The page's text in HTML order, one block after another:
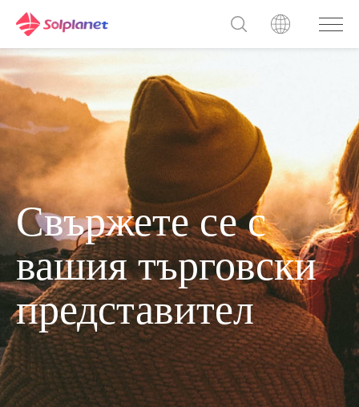
Свържете се с
вашия търговски
представител